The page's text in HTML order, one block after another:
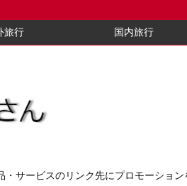
旅行 国内旅行
ービスのリンク先にプロモーション